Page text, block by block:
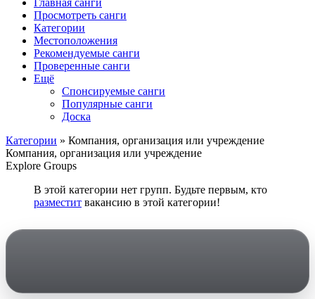
Главная санги
Просмотреть санги
Категории
Местоположения
Рекомендуемые санги
Проверенные санги
Ещё
Спонсируемые санги
Популярные санги
Доска
Категории » Компания, организация или учреждение
Компания, организация или учреждение
Explore Groups
В этой категории нет групп. Будьте первым, кто
разместит вакансию в этой категории!